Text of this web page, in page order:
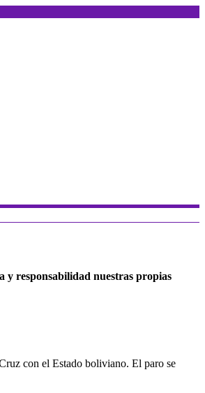
y responsabilidad nuestras propias
con el Estado boliviano. El paro se